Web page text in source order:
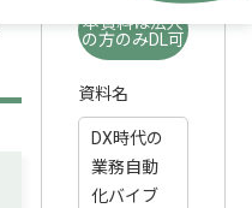
本資料は法人
の方のみDL可
資料名
DX時代の
業務自動
化バイブ